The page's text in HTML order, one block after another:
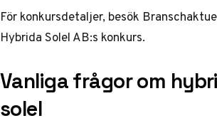
För konkursdetaljer, besök
Hybrida Solel AB:s konkurs.
Vanliga frågor om
solel